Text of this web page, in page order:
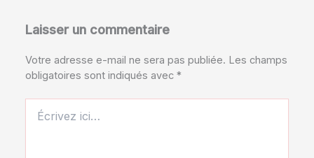
Laisser un commentaire
Votre adresse e-mail ne sera pas publiée. Les champs
obligatoires sont indiqués avec*
ici…